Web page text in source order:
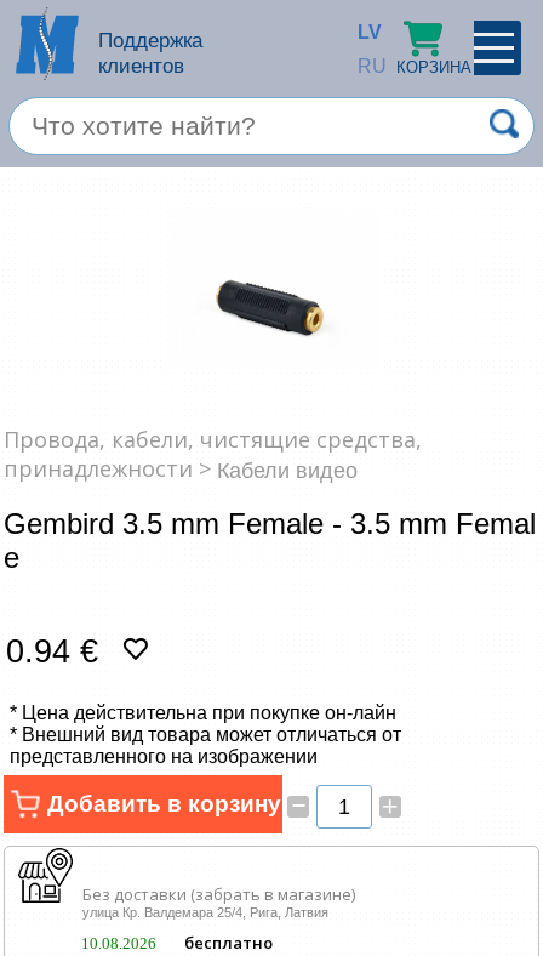
Поддержка
клиентов
LV
RU
КОРЗИНА
Запомнить
Забыли пароль?
Продукция apple
Компьютерные аксессуары
Автотовары
Renewd техника, Outlet
Провода, кабели, чистящие средства,
принадлежности > Кабели видео
Gembird 3.5 mm Female - 3.5 mm Femal
e
0.94 €
* Цена действительна при покупке он-лайн
* Внешний вид товара может отличаться от
представленного на изображении
Добавить в корзину – +
Без доставки (забрать в магазине)
улица Кр. Валдемара 25/4, Рига, Латвия
10.08.2026 бесплатно